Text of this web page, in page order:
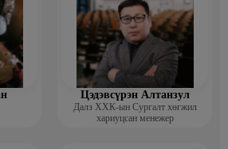
Цэдэвсүрэн Алтанзул
Далз ХХК-ын Сургалт хөгжил
хариуцсан менежер